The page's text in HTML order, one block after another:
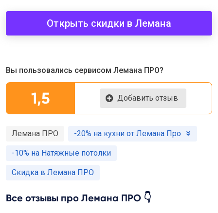
Открыть скидки в Лемана
Вы пользовались сервисом Лемана ПРО?
1,5 Добавить отзыв
Лемана ПРО -20% на кухни от Лемана Про
-10% на Натяжные потолки
Скидка в Лемана ПРО
Все отзывы про Лемана ПРО 👇